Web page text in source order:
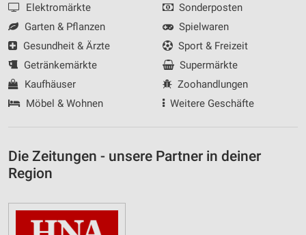
Elektromärkte
Garten & Pflanzen
Gesundheit & Ärzte
Getränkemärkte
Kaufhäuser
Möbel & Wohnen
Sonderposten
Spielwaren
Sport & Freizeit
Supermärkte
Zoohandlungen
Weitere Geschäfte
Die Zeitungen - unsere Partner in deiner
Region